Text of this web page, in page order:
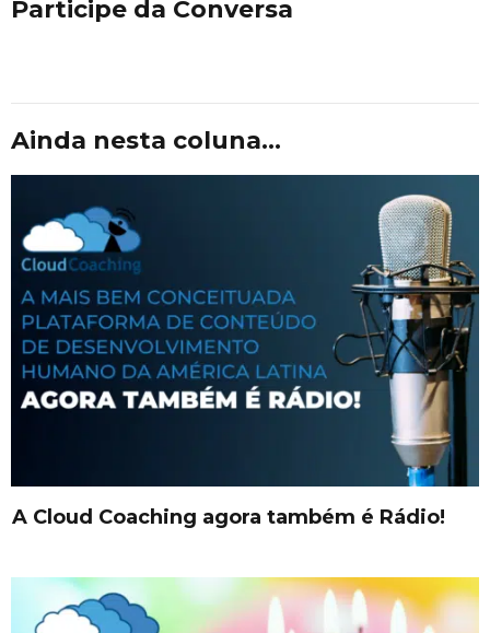
Participe da Conversa
Ainda nesta coluna...
A Cloud Coaching agora também é Rádio!